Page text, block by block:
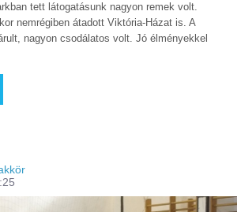
tett látogatásunk nagyon remek volt.
nemrégiben átadott Viktória-Házat is. A
nagyon csodálatos volt. Jó élményekkel